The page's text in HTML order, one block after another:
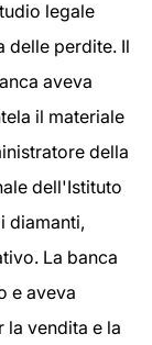
legale
delle perdite. Il
aveva
il materiale
della
dell'Istituto
diamanti,
La banca
e aveva
vendita e la